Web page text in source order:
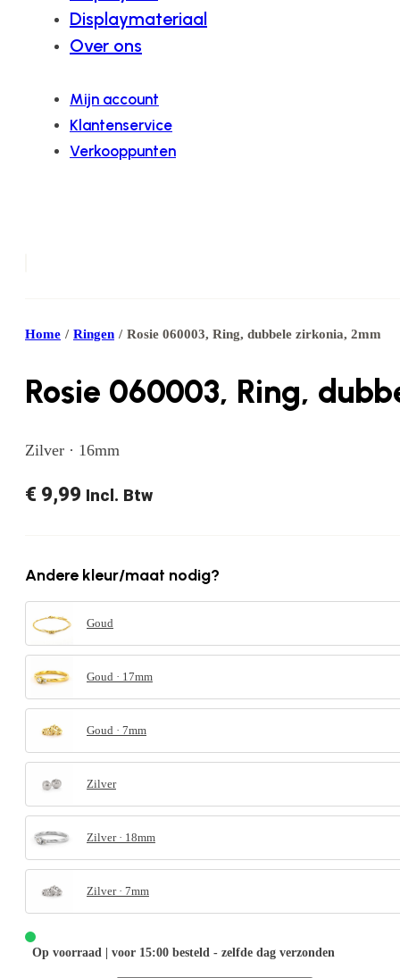
Displaymateriaal
Over ons
Mijn account
Klantenservice
Verkooppunten
Home / Ringen / Rosie 060003, Ring, dubbele zirkonia, 2mm
Rosie 060003, Ring,
Zilver · 16mm
€ 9,99 Incl. Btw
Andere kleur/maat nodig?
Goud
Goud · 17mm
Goud · 7mm
Zilver
Zilver · 18mm
Zilver · 7mm
Op voorraad | voor 15:00 besteld - zelfde dag verzonden